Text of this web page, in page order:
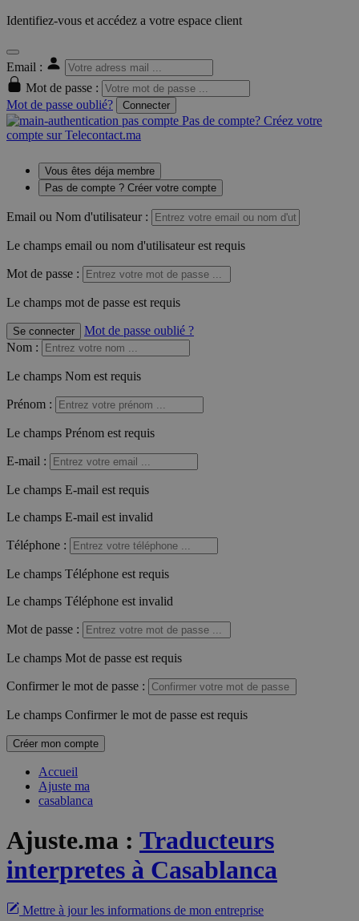
Identifiez-vous et accédez a votre espace client
Email :
Mot de passe :
Mot de passe oublié?
Connecter
Pas de compte? Créez votre
compte sur Telecontact.ma
Vous êtes déja membre
Pas de compte ? Créer votre compte
Email ou Nom d'utilisateur :
Le champs email ou nom d'utilisateur est requis
Mot de passe :
Le champs mot de passe est requis
Se connecter
Mot de passe oublié ?
Nom :
Le champs Nom est requis
Prénom :
Le champs Prénom est requis
E-mail :
Le champs E-mail est requis
Le champs E-mail est invalid
Téléphone :
Le champs Téléphone est requis
Le champs Téléphone est invalid
Mot de passe :
Le champs Mot de passe est requis
Confirmer le mot de passe :
Le champs Confirmer le mot de passe est requis
Créer mon compte
Accueil
Ajuste ma
casablanca
Ajuste.ma : Traducteurs
interpretes à Casablanca
Mettre à jour les informations de mon entreprise